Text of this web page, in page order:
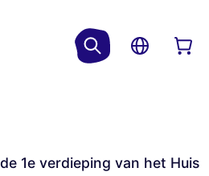
1e verdieping van het Huis